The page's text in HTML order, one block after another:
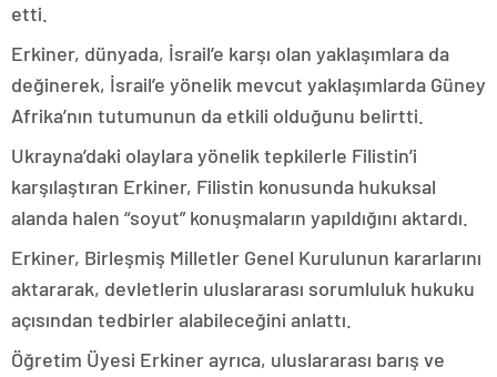
etti.
Erkiner, dünyada, İsrail’e karşı olan yaklaşımlara da
değinerek, İsrail’e yönelik mevcut yaklaşımlarda Güney
Afrika’nın tutumunun da etkili olduğunu belirtti.
Ukrayna’daki olaylara yönelik tepkilerle Filistin’i
karşılaştıran Erkiner, Filistin konusunda hukuksal
alanda halen “soyut” konuşmaların yapıldığını aktardı.
Erkiner, Birleşmiş Milletler Genel Kurulunun kararlarını
aktararak, devletlerin uluslararası sorumluluk hukuku
açısından tedbirler alabileceğini anlattı.
Öğretim Üyesi Erkiner ayrıca, uluslararası barış ve